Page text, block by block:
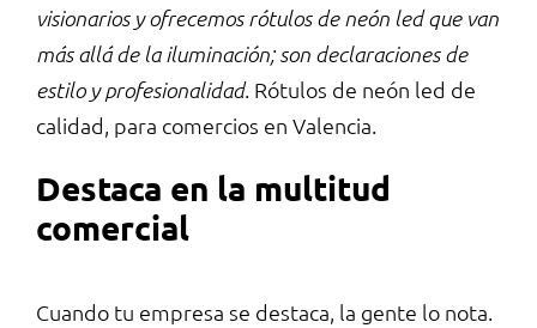
visionarios y ofrecemos rótulos de neón led que van
más allá de la iluminación; son declaraciones de
estilo y profesionalidad. Rótulos de neón led de
calidad, para comercios en Valencia.
Destaca en la multitud
comercial
Cuando tu empresa se destaca, la gente lo nota.